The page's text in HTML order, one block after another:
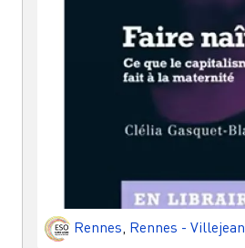
Rennes, Rennes - Villejean